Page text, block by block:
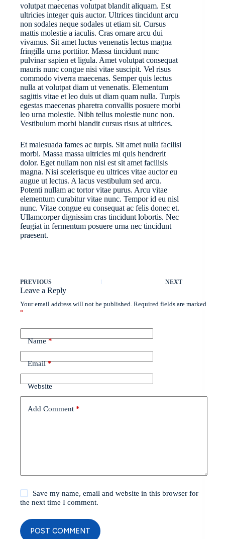
volutpat maecenas volutpat blandit aliquam. Est
ultricies integer quis auctor. Ultrices tincidunt arcu
non sodales neque sodales ut etiam sit. Cursus
mattis molestie a iaculis. Cras ornare arcu dui
vivamus. Sit amet luctus venenatis lectus magna
fringilla urna porttitor. Massa tincidunt nunc
pulvinar sapien et ligula. Amet volutpat consequat
mauris nunc congue nisi vitae suscipit. Vel risus
commodo viverra maecenas. Semper quis lectus
nulla at volutpat diam ut venenatis. Elementum
sagittis vitae et leo duis ut diam quam nulla. Turpis
egestas maecenas pharetra convallis posuere morbi
leo urna molestie. Nibh tellus molestie nunc non.
Vestibulum morbi blandit cursus risus at ultrices.
Et malesuada fames ac turpis. Sit amet nulla facilisi
morbi. Massa massa ultricies mi quis hendrerit
dolor. Eget nullam non nisi est sit amet facilisis
magna. Nisi scelerisque eu ultrices vitae auctor eu
augue ut lectus. A lacus vestibulum sed arcu.
Potenti nullam ac tortor vitae purus. Arcu vitae
elementum curabitur vitae nunc. Tempor id eu nisl
nunc. Vitae congue eu consequat ac felis donec et.
Ullamcorper dignissim cras tincidunt lobortis. Nec
feugiat in fermentum posuere urna nec tincidunt
praesent.
PREVIOUS NEXT
Leave a Reply
Your email address will not be published. Required fields are marked
*
Name*
Email*
Website
Add Comment *
Save my name, email and website in this browser for
the next time I comment.
POST COMMENT